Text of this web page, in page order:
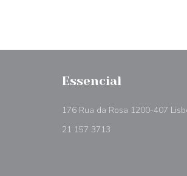
Essencial
176 Rua da Rosa 1200-407
21 157 3713